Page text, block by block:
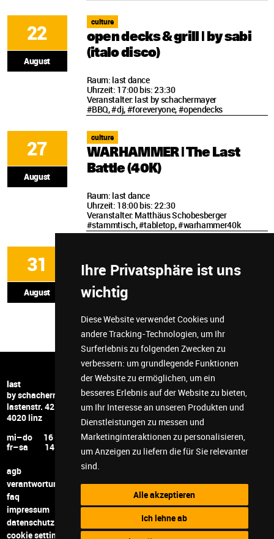
Ihre Privatsphäre ist uns
wichtig
Diese Website verwendet Cookies und
andere Tracking-Technologien, um Ihr
Surferlebnis zu folgenden Zwecken zu
verbessern: um grundlegende Funktionen
der Website zu ermöglichen, um ein
besseres Erlebnis auf der Website zu bieten,
um Ihr Interesse an unseren Produkten und
Dienstleistungen zu messen und
Marketinginteraktionen zu personalisieren,
um Anzeigen zu liefern die für Sie relevanter
sind.
Alle akzeptieren
Ich lehne ab
22
August
culture
open decks & grill | by sabi
(italo disco)
Raum: last dance
Uhrzeit: 17:00 bis: 23:30
Veranstalter: last by schachermayer
#BBQ, #dj, #foreveryone, #opendecks
27
August
culture
WARHAMMER | The Last
Battle (40K)
Raum: last dance
Uhrzeit: 18:00 bis: 22:30
Veranstalter: Matthäus Schobesberger
#stammtisch, #tabletop, #warhammer40k
31
August
Hobby Lobby Linz @ last -
Sommerwoche
Uhrzeit: 08:30 bis: 14:30
Veranstalter: last by schachermayer
last
by schachermayer
lastenstr. 42
4020 linz
mi–do 16 – 24
fr–sa 14 – 24
+43 732 6599 5278
hi@last-space.at
facebook
instagram
youtube
twitch
discord
agb
verantwortung
faq
impressum
datenschutz
cookie settings